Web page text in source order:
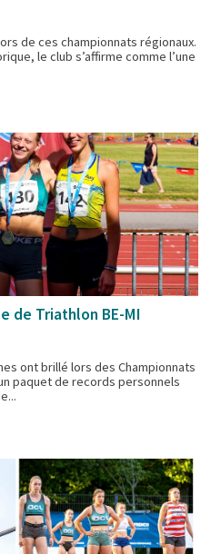
de ces championnats régionaux.
le club s’affirme comme l’une
de Triathlon BE-MI
ont brillé lors des Championnats
paquet de records personnels